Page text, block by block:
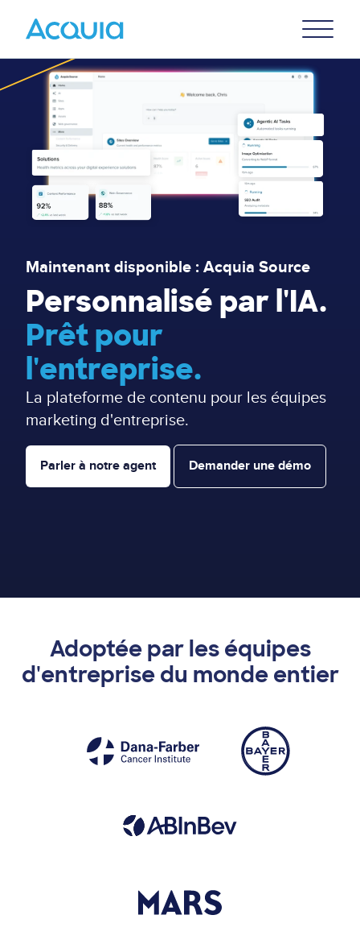
content
Menu
Maintenant disponible : Acquia Source
Personnalisé par l'IA.
Prêt pour
l'entreprise.
La plateforme de contenu pour les équipes
marketing d'entreprise.
Parler à notre agent Demander une démo
Lottie file
Adoptée par les équipes
d'entreprise du monde entier